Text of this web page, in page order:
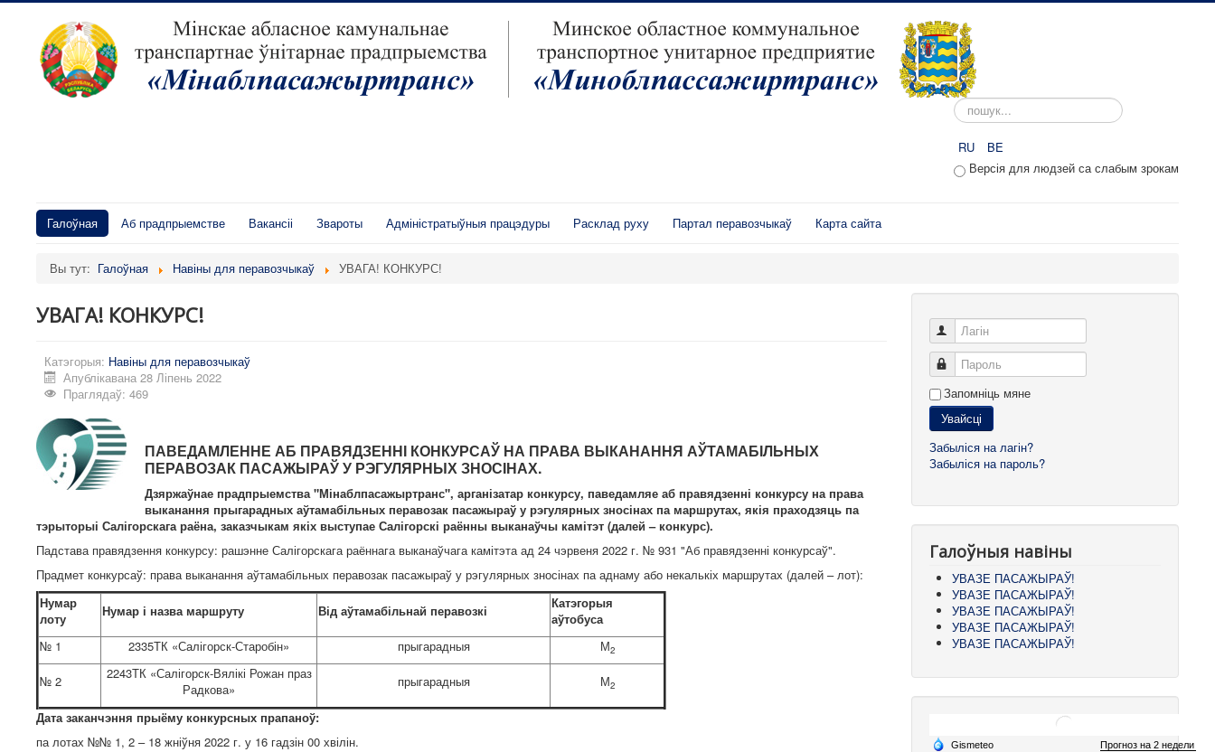
Пошук...
RU
BE
Версія для людзей са слабым зрокам
Галоўная Аб прадпрыемстве Вакансіі Звароты Адміністратыўныя працэдуры Расклад руху Партал перавозчыкаў Карта сайта
Вы тут: Галоўная Навіны для перавозчыкаў УВАГА! КОНКУРС!
УВАГА! КОНКУРС!
Катэгорыя: Навіны для перавозчыкаў
Апублікавана 28 Ліпень 2022
Праглядаў: 469
ПАВЕДАМЛЕННЕ АБ ПРАВЯДЗЕННІ КОНКУРСАЎ НА ПРАВА ВЫКАНАННЯ АЎТАМАБІЛЬНЫХ
ПЕРАВОЗАК ПАСАЖЫРАЎ У РЭГУЛЯРНЫХ ЗНОСІНАХ.
Дзяржаўнае прадпрыемства "Мінаблпасажыртранс", арганізатар конкурсу, паведамляе аб правядзенні конкурсу на права
выканання прыгарадных аўтамабільных перавозак пасажыраў у рэгулярных зносінах па маршрутах, якія праходзяць па
тэрыторыі Салігорскага раёна, заказчыкам якіх выступае Салігорскі раённы выканаўчы камітэт (далей – конкурс).
Падстава правядзення конкурсу: рашэнне Салігорскага раённага выканаўчага камітэта ад 24 чэрвеня 2022 г. № 931 "Аб правядзенні конкурсаў".
Прадмет конкурсаў: права выканання аўтамабільных перавозак пасажыраў у рэгулярных зносінах па аднаму або некалькіх маршрутах (далей – лот):
Нумар
лоту
Нумар і назва маршруту Від аўтамабільнай перавозкі
Катэгорыя
аўтобуса
№ 1
2335ТК «Салігорск-Старобін» прыгарадныя М2
№ 2
2243ТК «Салігорск-Вялікі Рожан праз
Радкова»
прыгарадныя М2
Дата заканчэння прыёму конкурсных прапаноў:
па лотах №№ 1, 2 – 18 жніўня 2022 г. у 16 гадзін 00 хвілін.
Лагін
Пароль
Запомніць мяне
Увайсці
Забыліся на лагін?
Забыліся на пароль?
Галоўныя навіны
УВАЗЕ ПАСАЖЫРАЎ!
УВАЗЕ ПАСАЖЫРАЎ!
УВАЗЕ ПАСАЖЫРАЎ!
УВАЗЕ ПАСАЖЫРАЎ!
УВАЗЕ ПАСАЖЫРАЎ!